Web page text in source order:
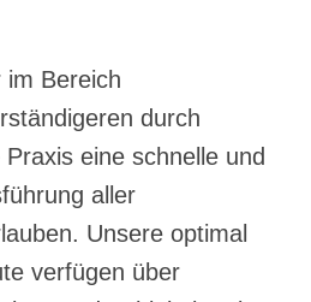
im Bereich
durch
eine schnelle und
aller
Unsere optimal
verfügen über